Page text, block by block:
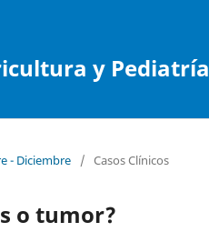
y Pediatría
- Diciembre / Casos Clínicos
o tumor?